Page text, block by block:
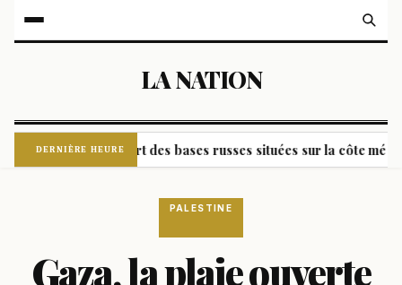
LA NATION
DERNIÈRE HEURE
sur le sort des bases russes situées sur la côte
PALESTINE
Gaza, la plaie ouverte